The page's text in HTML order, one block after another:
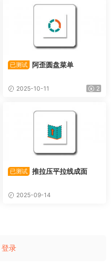
已测试 阿歪圆盘菜单
2025-10-11 2
已测试 推拉压平拉线成面
2025-09-14
登录